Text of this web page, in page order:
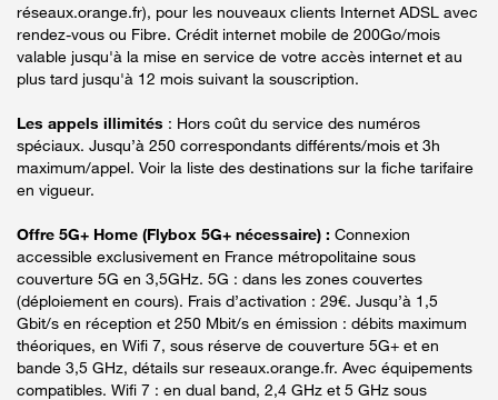
réseaux.orange.fr), pour les nouveaux clients Internet ADSL avec
rendez-vous ou Fibre. Crédit internet mobile de 200Go/mois
valable jusqu'à la mise en service de votre accès internet et au
plus tard jusqu'à 12 mois suivant la souscription.
Les appels illimités : Hors coût du service des numéros
spéciaux. Jusqu’à 250 correspondants différents/mois et 3h
maximum/appel. Voir la liste des destinations sur la fiche tarifaire
en vigueur.
Offre 5G+ Home (Flybox 5G+ nécessaire) : Connexion
accessible exclusivement en France métropolitaine sous
couverture 5G en 3,5GHz. 5G : dans les zones couvertes
(déploiement en cours). Frais d’activation : 29€. Jusqu’à 1,5
Gbit/s en réception et 250 Mbit/s en émission : débits maximum
théoriques, en Wifi 7, sous réserve de couverture 5G+ et en
bande 3,5 GHz, détails sur reseaux.orange.fr. Avec équipements
compatibles. Wifi 7 : en dual band, 2,4 GHz et 5 GHz sous